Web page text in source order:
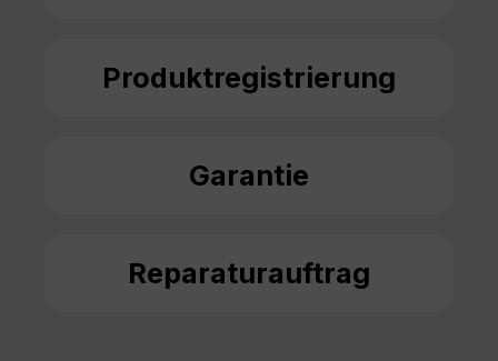
Produktregistrierung
Garantie
Reparaturauftrag